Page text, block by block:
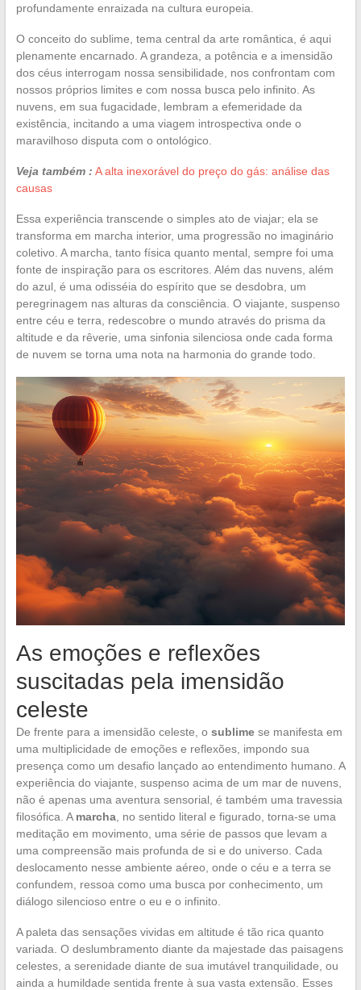
profundamente enraizada na cultura europeia.
O conceito do sublime, tema central da arte romântica, é aqui
plenamente encarnado. A grandeza, a potência e a imensidão
dos céus interrogam nossa sensibilidade, nos confrontam com
nossos próprios limites e com nossa busca pelo infinito. As
nuvens, em sua fugacidade, lembram a efemeridade da
existência, incitando a uma viagem introspectiva onde o
maravilhoso disputa com o ontológico.
Veja também : A alta inexorável do preço do gás: análise das
causas
Essa experiência transcende o simples ato de viajar; ela se
transforma em marcha interior, uma progressão no imaginário
coletivo. A marcha, tanto física quanto mental, sempre foi uma
fonte de inspiração para os escritores. Além das nuvens, além
do azul, é uma odisséia do espírito que se desdobra, um
peregrinagem nas alturas da consciência. O viajante, suspenso
entre céu e terra, redescobre o mundo através do prisma da
altitude e da rêverie, uma sinfonia silenciosa onde cada forma
de nuvem se torna uma nota na harmonia do grande todo.
As emoções e reflexões
suscitadas pela imensidão
celeste
De frente para a imensidão celeste, o sublimese manifesta em
uma multiplicidade de emoções e reflexões, impondo sua
presença como um desafio lançado ao entendimento humano. A
experiência do viajante, suspenso acima de um mar de nuvens,
não é apenas uma aventura sensorial, é também uma travessia
filosófica. A marcha, no sentido literal e figurado, torna-se uma
meditação em movimento, uma série de passos que levam a
uma compreensão mais profunda de si e do universo. Cada
deslocamento nesse ambiente aéreo, onde o céu e a terra se
confundem, ressoa como uma busca por conhecimento, um
diálogo silencioso entre o eu e o infinito.
A paleta das sensações vividas em altitude é tão rica quanto
variada. O deslumbramento diante da majestade das paisagens
celestes, a serenidade diante de sua imutável tranquilidade, ou
ainda a humildade sentida frente à sua vasta extensão. Esses